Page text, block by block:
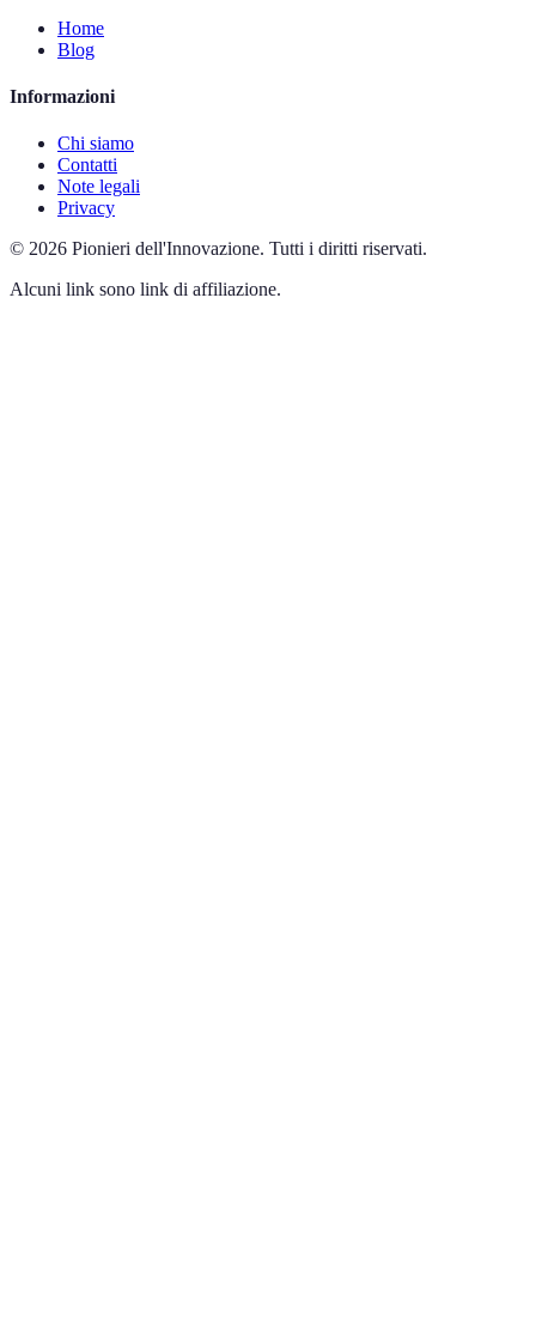
Home
Blog
Informazioni
Chi siamo
Contatti
Note legali
Privacy
© 2026 Pionieri dell'Innovazione. Tutti i diritti riservati.
Alcuni link sono link di affiliazione.